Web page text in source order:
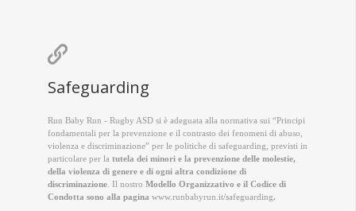

Safeguarding
Run Baby Run - Rugby ASD si è adeguata alla normativa sui “Principi
fondamentali per la prevenzione e il contrasto dei fenomeni di abuso,
violenza e discriminazione” per le politiche di safeguarding, previsti in
particolare per la tutela dei minori e la prevenzione delle molestie,
della violenza di genere e di ogni altra condizione di
discriminazione . Il nostro Modello Organizzativo e il Codice di
Condotta sono alla pagina www.runbabyrun.it/safeguarding.